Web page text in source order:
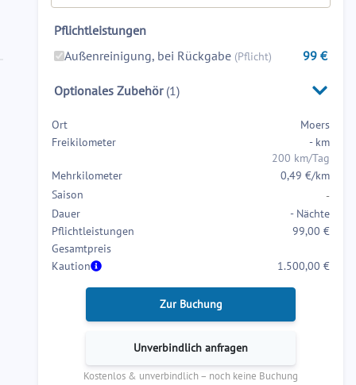
forward
to
with
calendar
and
select
a
date.
Press
the
question
keyboard
to
key
to
get
keyboard
Pflichtleistungen
Außenreinigung, bei Rückgabe (Pflicht) 99 €
Optionales Zubehör (1)
Ort
Moers
Freikilometer
-km
200 km/Tag
Mehrkilometer
0,49 €/km
Saison
-
Dauer
- Nächte
Pflichtleistungen
99,00 €
Gesamtpreis
Kaution
1.500,00 €
Zur Buchung
Unverbindlich anfragen
Kostenlos & unverbindlich – noch keine Buchung